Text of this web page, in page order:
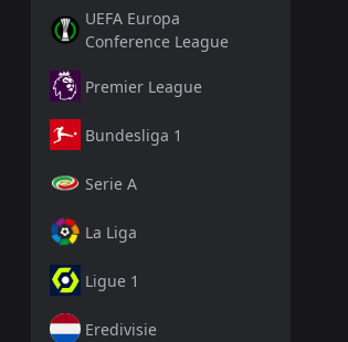
UEFA Europa
Conference League
Premier League
Bundesliga 1
Serie A
La Liga
Ligue 1
Eredivisie